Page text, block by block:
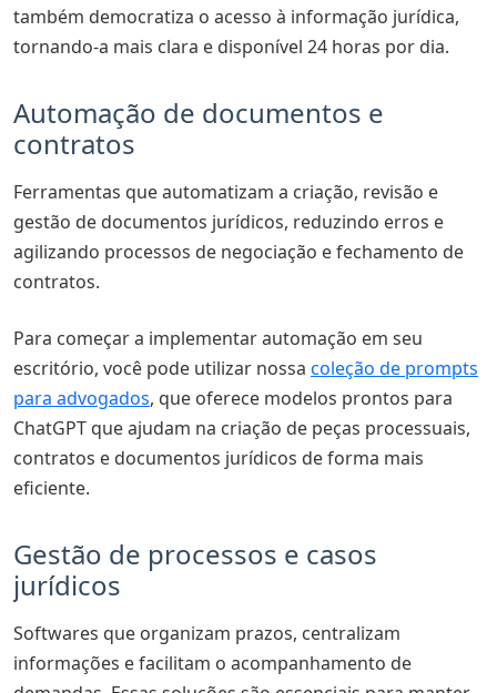
também democratiza o acesso à informação jurídica,
tornando-a mais clara e disponível 24 horas por dia.
Automação de documentos e
contratos
Ferramentas que automatizam a criação, revisão e
gestão de documentos jurídicos, reduzindo erros e
agilizando processos de negociação e fechamento de
contratos.
Para começar a implementar automação em seu
escritório, você pode utilizar nossa coleção de prompts
para advogados, que oferece modelos prontos para
ChatGPT que ajudam na criação de peças processuais,
contratos e documentos jurídicos de forma mais
eficiente.
Gestão de processos e casos
jurídicos
Softwares que organizam prazos, centralizam
informações e facilitam o acompanhamento de